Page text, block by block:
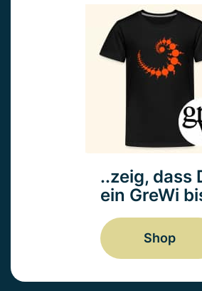
..zeig, dass
ein GreWi
Shop